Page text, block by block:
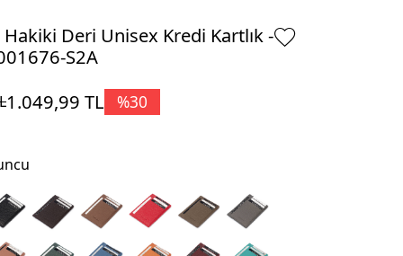
Deri Unisex Kredi Kartlık -
S2A
1.049,99 TL %30